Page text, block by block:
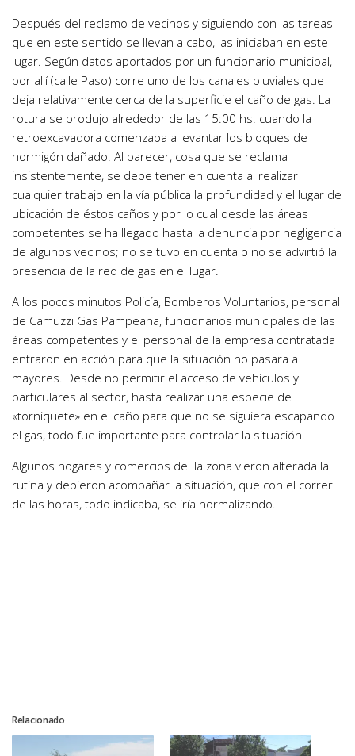
Después del reclamo de vecinos y siguiendo con las tareas
que en este sentido se llevan a cabo, las iniciaban en este
lugar. Según datos aportados por un funcionario municipal,
por allí (calle Paso) corre uno de los canales pluviales que
deja relativamente cerca de la superficie el caño de gas. La
rotura se produjo alrededor de las 15:00 hs. cuando la
retroexcavadora comenzaba a levantar los bloques de
hormigón dañado. Al parecer, cosa que se reclama
insistentemente, se debe tener en cuenta al realizar
cualquier trabajo en la vía pública la profundidad y el lugar de
ubicación de éstos caños y por lo cual desde las áreas
competentes se ha llegado hasta la denuncia por negligencia
de algunos vecinos; no se tuvo en cuenta o no se advirtió la
presencia de la red de gas en el lugar.
A los pocos minutos Policía, Bomberos Voluntarios, personal
de Camuzzi Gas Pampeana, funcionarios municipales de las
áreas competentes y el personal de la empresa contratada
entraron en acción para que la situación no pasara a
mayores. Desde no permitir el acceso de vehículos y
particulares al sector, hasta realizar una especie de
«torniquete» en el caño para que no se siguiera escapando
el gas, todo fue importante para controlar la situación.
Algunos hogares y comercios de la zona vieron alterada la
rutina y debieron acompañar la situación, que con el correr
de las horas, todo indicaba, se iría normalizando.
Relacionado